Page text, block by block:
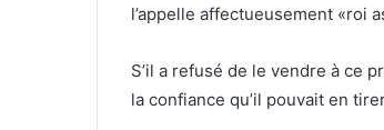
l’appelle affectueusement «roi
S’il a refusé de le vendre à ce
la confiance qu’il pouvait en